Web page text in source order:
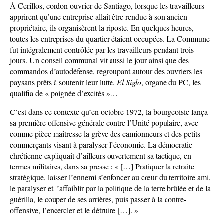
À Cerillos, cordon ouvrier de Santiago, lorsque les travailleurs
apprirent qu’une entreprise allait être rendue à son ancien
propriétaire, ils organisèrent la riposte. En quelques heures,
toutes les entreprises du quartier étaient occupées. La Commune
fut intégralement contrôlée par les travailleurs pendant trois
jours. Un conseil communal vit aussi le jour ainsi que des
commandos d’autodéfense, regroupant autour des ouvriers les
paysans prêts à soutenir leur lutte. El Siglo, organe du PC, les
qualifia de « poignée d’excités »…
C’est dans ce contexte qu’en octobre 1972, la bourgeoisie lança
sa première offensive générale contre l’Unité populaire, avec
comme pièce maîtresse la grève des camionneurs et des petits
commerçants visant à paralyser l’économie. La démocratie-
chrétienne expliquait d’ailleurs ouvertement sa tactique, en
termes militaires, dans sa presse : « […] Pratiquer la retraite
stratégique, laisser l’ennemi s’enfoncer au cœur du territoire ami,
le paralyser et l’affaiblir par la politique de la terre brûlée et de la
guérilla, le couper de ses arrières, puis passer à la contre-
offensive, l’encercler et le détruire […]. »